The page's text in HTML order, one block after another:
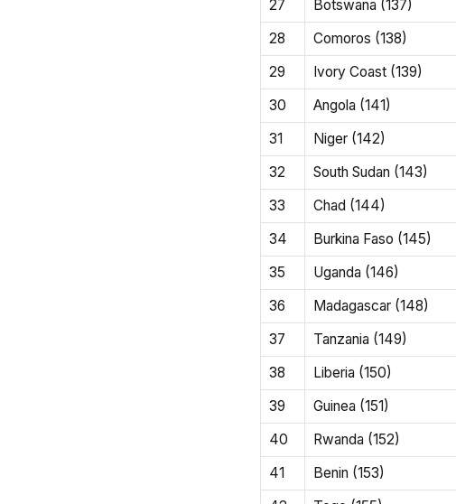
27
Botswana (137)
28
Comoros (138)
29
Ivory Coast (139)
30
Angola (141)
31
Niger (142)
32
South Sudan (143)
33
Chad (144)
34
Burkina Faso (145)
35
Uganda (146)
36
Madagascar (148)
37
Tanzania (149)
38
Liberia (150)
39
Guinea (151)
40
Rwanda (152)
41
Benin (153)